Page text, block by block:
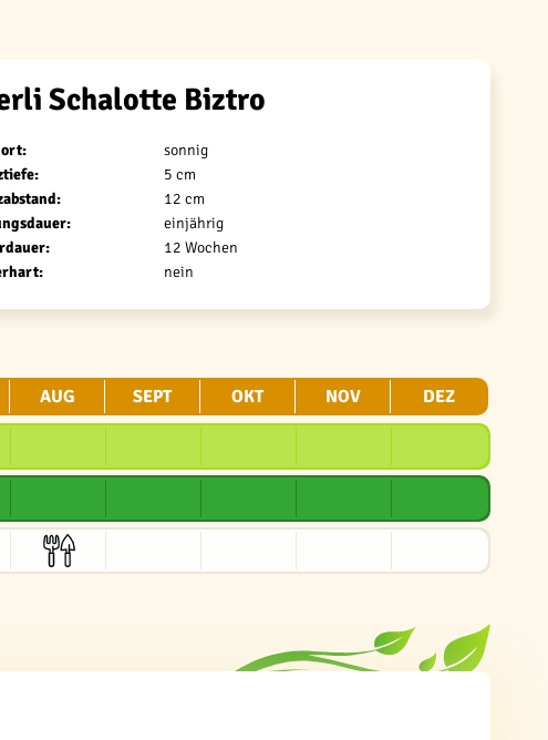
Schalotte Biztro
sonnig
5 cm
12 cm
einjährig
12 Wochen
nein
AUG SEPT OKT NOV DEZ